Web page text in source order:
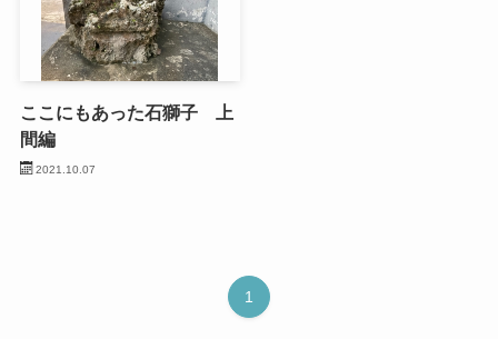
ここにもあった石獅子 上
間編
2021.10.07
1